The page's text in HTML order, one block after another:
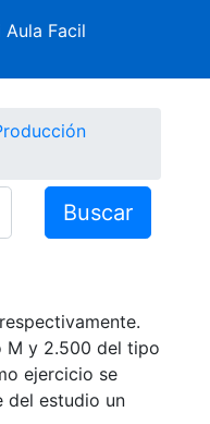
Aula Facil
Buscar
M y 2.500 del tipo
ejercicio se
del estudio un